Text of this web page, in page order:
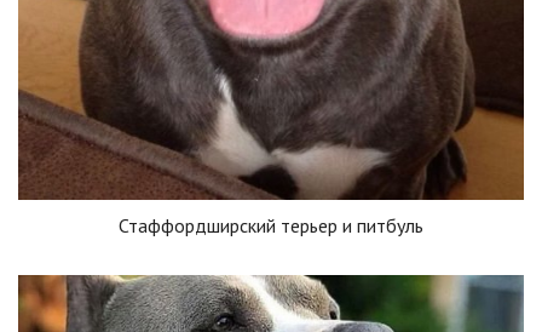
Стаффордширский терьер и питбуль